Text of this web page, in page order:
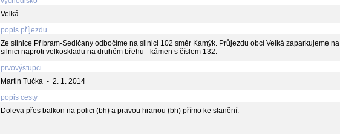
Velká
popis příjezdu
Ze silnice Příbram-Sedlčany odbočíme na silnici 102 směr Kamýk. Průjezdu obcí Velká zaparkujeme na
silnici naproti velkoskladu na druhém břehu - kámen s číslem 132.
prvovýstupci
Martin Tučka - 2. 1. 2014
popis cesty
Doleva přes balkon na polici (bh) a pravou hranou (bh) přímo ke slanění.